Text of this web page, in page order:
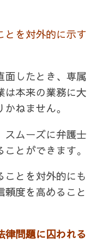
とを対外的に示す
面したとき、専属
は本来の業務に大
ねません。
スムーズに弁護士
とができます。
ことを対外的にも
度を高めること
律問題に囚われる